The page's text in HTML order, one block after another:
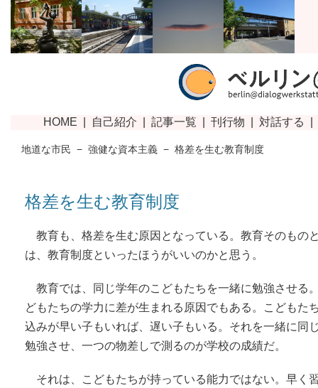
地道な市民 − 強健な資本主義 − 格差を生む教育制度
格差を生む教育制度
教育も、格差を生む原因となっている。教育そのもの
は、教育制度といったほうがいいのかと思う。
教育では、同じ学年のこどもたちを一緒に勉強させる
どもたちの学力に差が生まれる原因でもある。こどもた
込みが早い子もいれば、遅い子もいる。それを一緒に同
勉強させ、一つの物差しで測るのが学校の成績だ。
それは、こどもたちが持っている能力ではない。早く